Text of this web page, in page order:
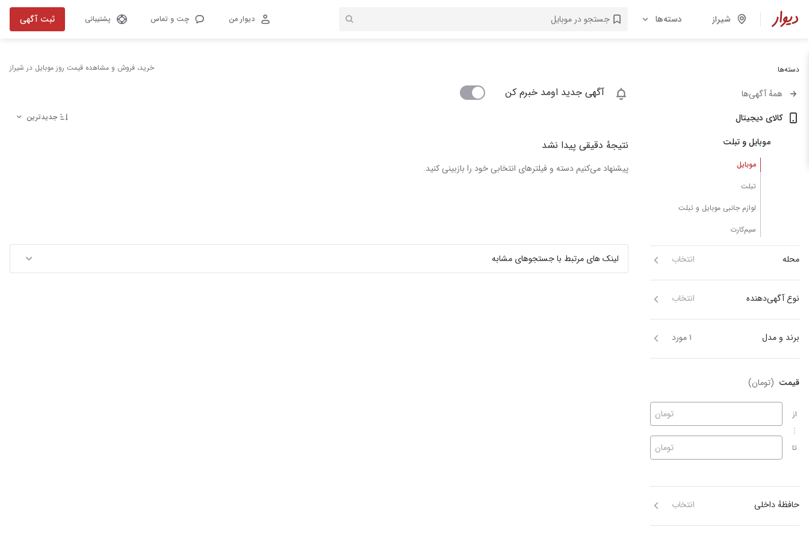
شیراز دسته‌ها دیوار من چت و تماس پشتیبانی ثبت آگهی
دسته‌ها
همهٔ آگهی‌ها
کالای دیجیتال
موبایل و تبلت
موبایل
تبلت
لوازم جانبی موبایل و تبلت
سیم‌کارت
محله انتخاب
نوع آگهی‌دهنده انتخاب
برند و مدل ۱ مورد
قیمت (تومان)
از
تا
تومان
تومان
حافظهٔ داخلی انتخاب
خرید، فروش و مشاهده قیمت روز موبایل در شیراز
آگهی جدید اومد خبرم کن
جدیدترین
نتیجهٔ دقیقی پیدا نشد
پیشنهاد می‌کنیم دسته و فیلترهای انتخابی خود را بازبینی کنید.
لینک های مرتبط با جستجوهای مشابه